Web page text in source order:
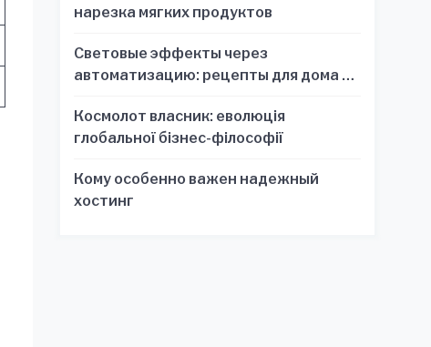
нарезка мягких продуктов
Световые эффекты через
автоматизацию: рецепты для дома и
Космолот власник: еволюція
глобальної бізнес-філософії
Кому особенно важен надежный
хостинг